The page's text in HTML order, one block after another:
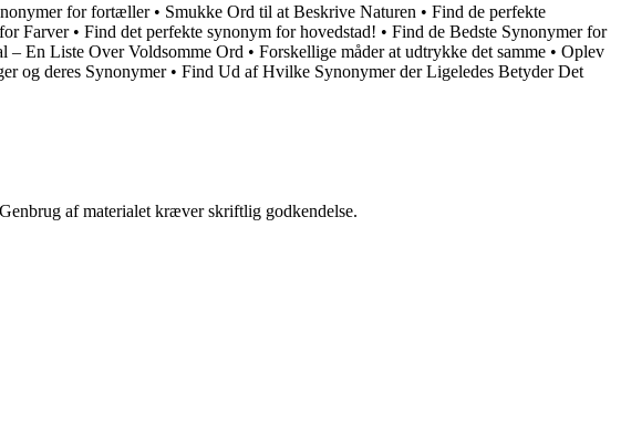
for fortæller• Smukke Ord til at Beskrive Naturen • Find de perfekte
Farver• Find det perfekte synonym for hovedstad! • Find de Bedste Synonymer for
– En Liste Over Voldsomme Ord • Forskellige måder at udtrykke det samme • Oplev
og deres Synonymer• Find Ud af Hvilke Synonymer der Ligeledes Betyder Det
af materialet kræver skriftlig godkendelse.